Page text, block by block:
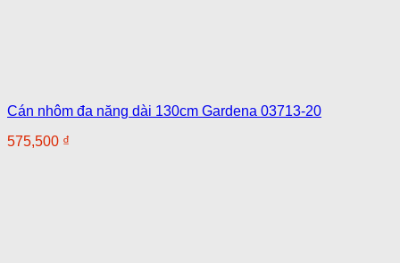
Cán nhôm đa năng dài 130cm Gardena 03713-20
575,500 ₫